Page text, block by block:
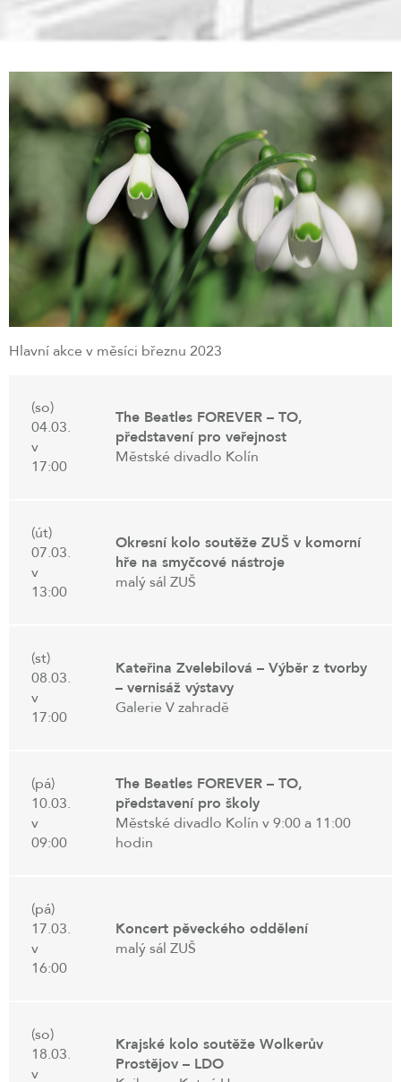
Hlavní akce v měsíci březnu 2023
(so)
04.03.
v
17:00
The Beatles FOREVER – TO,
představení pro veřejnost
Městské divadlo Kolín
(út)
07.03.
v
13:00
Okresní kolo soutěže ZUŠ v komorní
hře na smyčcové nástroje
malý sál ZUŠ
(st)
08.03.
v
17:00
Kateřina Zvelebilová – Výběr z tvorby
– vernisáž výstavy
Galerie V zahradě
(pá)
10.03.
v
09:00
The Beatles FOREVER – TO,
představení pro školy
Městské divadlo Kolín v 9:00 a 11:00
hodin
(pá)
17.03.
v
16:00
Koncert pěveckého oddělení
malý sál ZUŠ
(so)
18.03.
v
Krajské kolo soutěže Wolkerův
Prostějov – LDO